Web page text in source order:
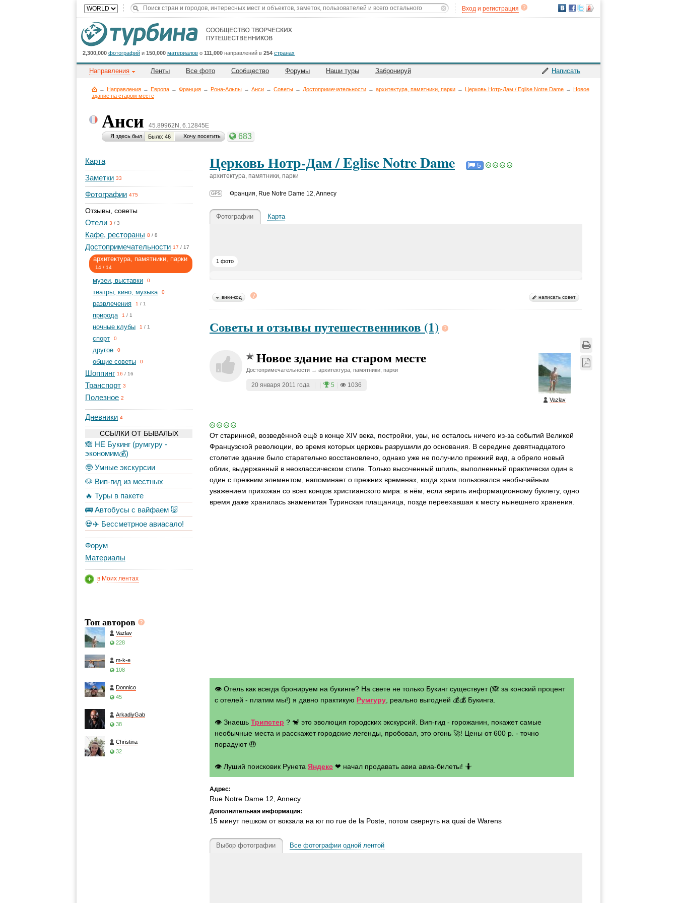
Вход и регистрация
2,300,000 фотографий и 150,000 материалов о 111,000 направлений в 254 странах
Написать
Направления Ленты Все фото Сообщество Форумы Наши туры Забронируй
→ Направления → Европа → Франция → Рона-Альпы → Анси → Советы → Достопримечательности → архитектура, памятники, парки → Церковь Нотр-Дам / Eglise Notre Dame → Новое
здание на старом месте
Анси 45.89962N, 6.12845E
Я здесь был Было: 46 Хочу посетить 683
Карта
Заметки 33
Фотографии 475
Отзывы, советы
Отели 3 / 3
Кафе, рестораны 8 / 8
Достопримечательности 17 / 17
архитектура, памятники, парки
14 / 14
музеи, выставки 0
театры, кино, музыка 0
развлечения 1 / 1
природа 1 / 1
ночные клубы 1 / 1
спорт 0
другое 0
общие советы 0
Шоппинг 16 / 16
Транспорт 3
Полезное 2
Дневники 4
ССЫЛКИ ОТ БЫВАЛЫХ
🙈 НЕ Букинг (румгуру -
экономим💰)
🤓 Умные экскурсии
🐶 Вип-гид из местных
🔥 Туры в пакете
🚌 Автобусы с вайфаем 🐷
💀✈️ Бессметрное авиасало!
Форум
Материалы
в Моих лентах
Топ авторов
Vazlav
228
m-k-e
108
Donnico
45
ArkadiyGab
38
Christina
32
Церковь Нотр-Дам / Eglise Notre Dame 5
архитектура, памятники, парки
GPS Франция, Rue Notre Dame 12, Annecy
Фотографии Карта
1 фото
вики-код написать совет
Советы и отзывы путешественников (1)
Vazlav
Новое здание на старом месте
Достопримечательности → архитектура, памятники, парки
20 января 2011 года 5 1036
От старинной, возведённой ещё в конце XIV века, постройки, увы, не осталось ничего из-за событий Великой
Французской революции, во время которых церковь разрушили до основания. В середине девятнадцатого
столетие здание было старательно восстановлено, однако уже не получило прежний вид, а обрело новый
облик, выдержанный в неоклассическом стиле. Только высоченный шпиль, выполненный практически один в
один с прежним элементом, напоминает о прежних временах, когда храм пользовался необычайным
уважением прихожан со всех концов христианского мира: в нём, если верить информационному буклету, одно
время даже хранилась знаменитая Туринская плащаница, позде переехавшая к месту нынешнего хранения.
👁 Отель как всегда бронируем на букинге? На свете не только Букинг существует (🙈 за конский процент
с отелей - платим мы!) я давно практикую Румгуру , реально выгодней 💰💰 Букинга.
👁 Знаешь Трипстер ? 🐒 это эволюция городских экскурсий. Вип-гид - горожанин, покажет самые
необычные места и расскажет городские легенды, пробовал, это огонь 🚀! Цены от 600 р. - точно
порадуют 🤑
👁 Луший поисковик Рунета Яндекс ❤ начал продавать авиа авиа-билеты! 🤷
Адрес:
Rue Notre Dame 12, Annecy
Дополнительная информация:
15 минут пешком от вокзала на юг по rue de la Poste, потом свернуть на quai de Warens
Выбор фотографии Все фотографии одной лентой